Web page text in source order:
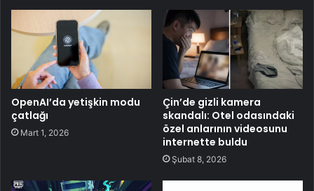
OpenAI’da yetişkin modu
çatlağı
Mart 1, 2026
Çin’de gizli kamera
skandalı: Otel odasındaki
özel anlarının videosunu
internette buldu
Şubat 8, 2026